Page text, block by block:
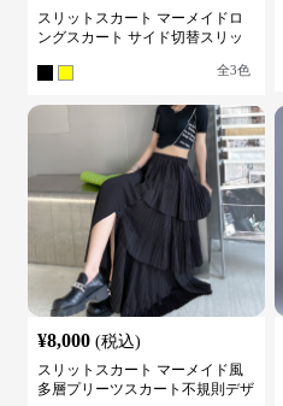
スリットスカート マーメイドロ
ングスカート サイド切替スリッ
全3色
¥8,000 (税込)
スリットスカート マーメイド風
多層プリーツスカート不規則デザ